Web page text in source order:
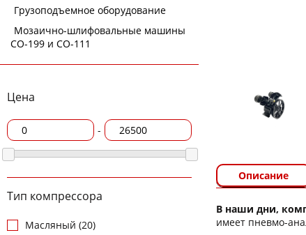
Грузоподъемное оборудование
Мозаично-шлифовальные машины
СО-199 и СО-111
Цена
-
Тип компрессора
Масляный (20)
Описание
В наши дни,
имеет пневмо-